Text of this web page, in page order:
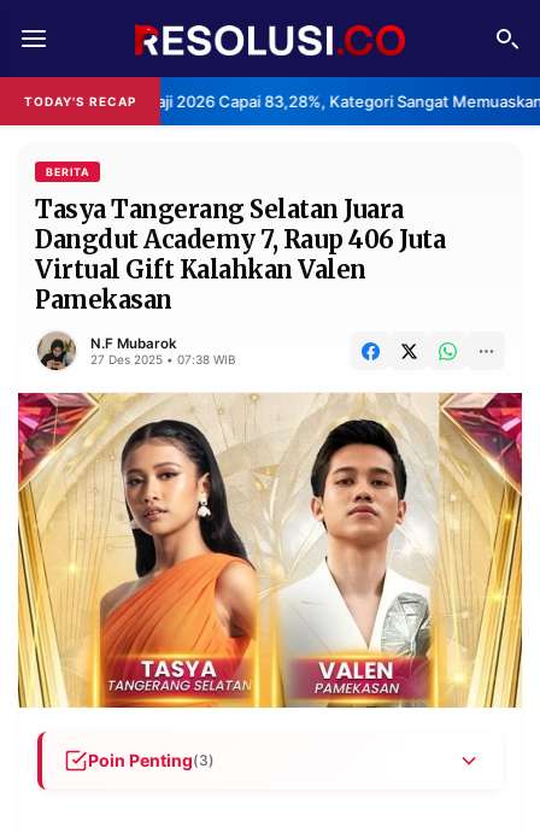
TODAY'S RECAP
2026 Capai 83,28%, Kategori Sangat Memuaskan. •
REDAKSI TENTANG
RESOLUSI IKLAN
RUBRIKASI
EDITORIAL AKSARA
DAERAH NASIONAL
MANCA SPORT
INFORMASI
PRIVACY
POLICY
BERITA
WARGA
INFORMASI
IKLAN
KIRIM
TULISAN
PENGADUAN TERM
OF
SERVICE
BERITA
Tasya Tangerang Selatan Juara
Dangdut Academy 7, Raup 406 Juta
Virtual Gift Kalahkan Valen
Pamekasan
N.F Mubarok
27 Des 2025 • 07:38 WIB
Poin Penting(3)